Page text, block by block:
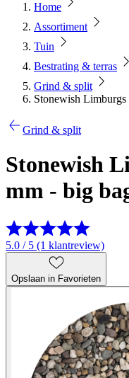
Home
Assortiment
Tuin
Bestrating & terras
Grind & split
Stonewish
Grind & split
Stonewish
mm - big
5.0 / 5 (1 klantreview)
Opslaan in Favorieten